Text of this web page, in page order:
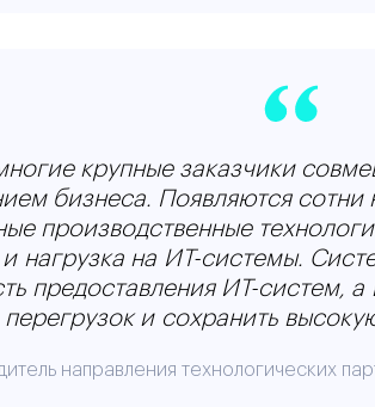
крупные заказчики
бизнеса. Появляются сотни
производственные
нагрузка на ИТ-системы.
предоставления ИТ-систем,
и сохранить
направления технологических